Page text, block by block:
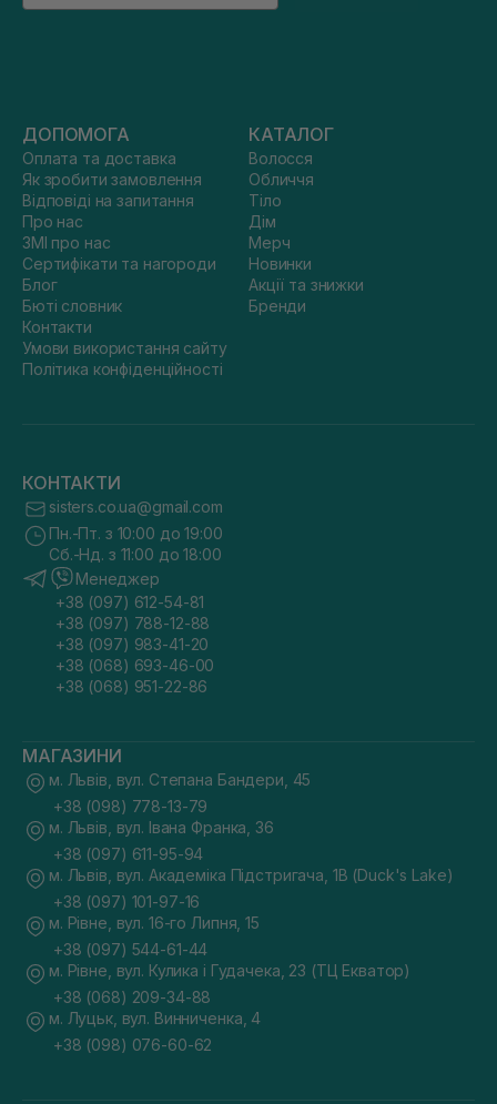
ДОПОМОГА
Оплата та доставка
Як зробити замовлення
Відповіді на запитання
Про нас
ЗМІ про нас
Сертифікати та нагороди
Блог
Бюті словник
Контакти
Умови використання сайту
Політика конфіденційності
КАТАЛОГ
Волосся
Обличчя
Тіло
Дім
Мерч
Новинки
Акції та знижки
Бренди
КОНТАКТИ
sisters.co.ua@gmail.com
Пн.-Пт. з 10:00 до 19:00
Сб.-Нд. з 11:00 до 18:00
Менеджер
+38 (097) 612-54-81
+38 (097) 788-12-88
+38 (097) 983-41-20
+38 (068) 693-46-00
+38 (068) 951-22-86
МАГАЗИНИ
м. Львів, вул. Степана Бандери, 45
+38 (098) 778-13-79
м. Львів, вул. Івана Франка, 36
+38 (097) 611-95-94
м. Львів, вул. Академіка Підстригача, 1В (Duck's Lake)
+38 (097) 101-97-16
м. Рівне, вул. 16-го Липня, 15
+38 (097) 544-61-44
м. Рівне, вул. Кулика і Гудачека, 23 (ТЦ Екватор)
+38 (068) 209-34-88
м. Луцьк, вул. Винниченка, 4
+38 (098) 076-60-62